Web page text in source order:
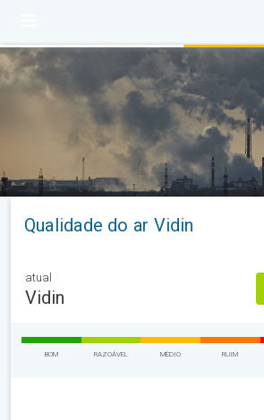
Qualidade do ar Vidin
atual
Vidin
BOM RAZOÁVEL MÉDIO RUIM